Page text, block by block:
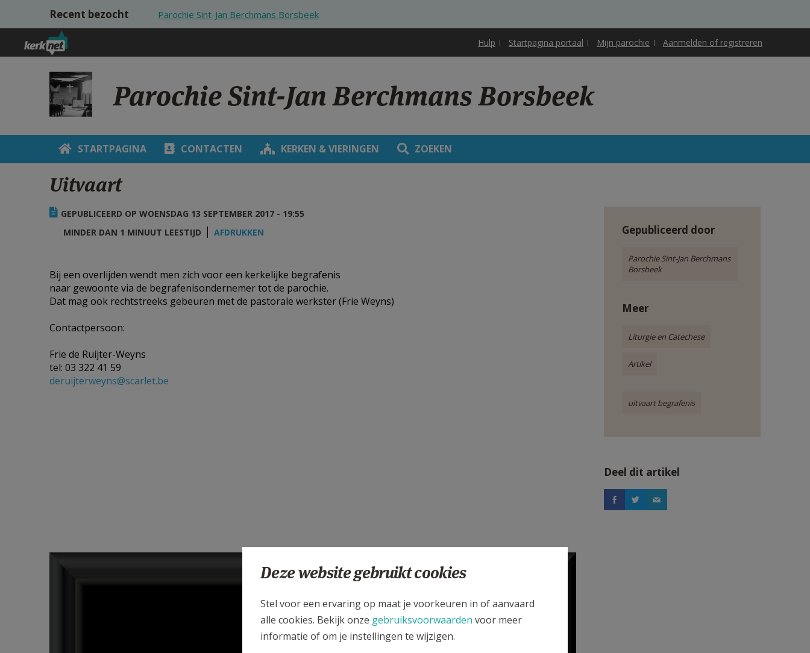
Overslaan en naar de inhoud gaan
Recent bezocht Parochie Sint-Jan Berchmans Borsbeek
Hulp Startpagina portaal Mijn parochie Aanmelden of registreren
Parochie Sint-Jan Berchmans Borsbeek
STARTPAGINA CONTACTEN KERKEN & VIERINGEN ZOEKEN
Uitvaart
GEPUBLICEERD OP WOENSDAG 13 SEPTEMBER 2017 - 19:55
MINDER DAN 1 MINUUT LEESTIJD
AFDRUKKEN
Bij een overlijden wendt men zich voor een kerkelijke begrafenis
naar gewoonte via de begrafenisondernemer tot de parochie.
Dat mag ook rechtstreeks gebeuren met de pastorale werkster (Frie Weyns)
Contactpersoon:
Frie de Ruijter-Weyns
tel: 03 322 41 59
deruijterweyns@scarlet.be
Gepubliceerd door
Parochie Sint-Jan Berchmans
Borsbeek
Meer
Liturgie en Catechese
Artikel
uitvaart begrafenis
Deel dit artikel
Deze website gebruikt cookies
Stel voor een ervaring op maat je voorkeuren in of aanvaard
alle cookies. Bekijk onze gebruiksvoorwaarden voor meer
informatie of om je instellingen te wijzigen.